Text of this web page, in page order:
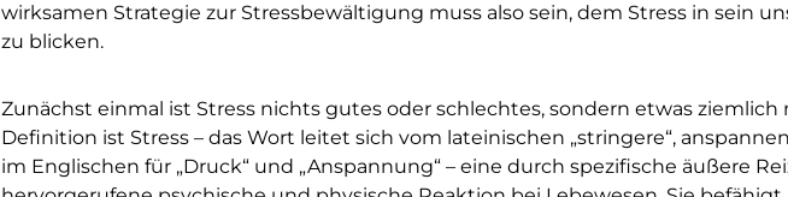
wirksamen Strategie zur Stressbewältigung muss also sein, dem Stress in sein
zu blicken.
Zunächst einmal ist Stress nichts gutes oder schlechtes, sondern etwas ziemlich
Definition ist Stress – das Wort leitet sich vom lateinischen „stringere“,
im Englischen für „Druck“ und „Anspannung“ – eine durch spezifische äußere